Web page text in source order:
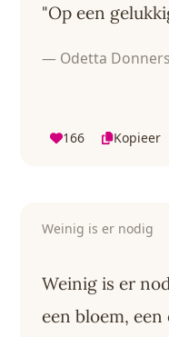
"Op een
— Odetta
166 Kopieer
Weinig is er nodig
Weinig is er
een bloem,